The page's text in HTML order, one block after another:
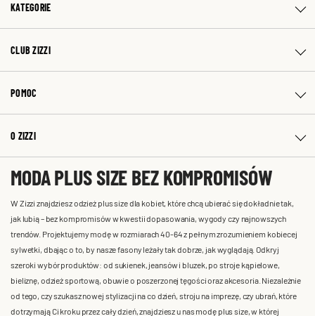
KATEGORIE
CLUB ZIZZI
POMOC
O ZIZZI
MODA PLUS SIZE BEZ KOMPROMISÓW
W Zizzi znajdziesz odzież plus size dla kobiet, które chcą ubierać się dokładnie tak,
jak lubią – bez kompromisów w kwestii dopasowania, wygody czy najnowszych
trendów. Projektujemy modę w rozmiarach 40-64 z pełnym zrozumieniem kobiecej
sylwetki, dbając o to, by nasze fasony leżały tak dobrze, jak wyglądają. Odkryj
szeroki wybór produktów: od sukienek, jeansów i bluzek, po stroje kąpielowe,
bieliznę, odzież sportową, obuwie o poszerzonej tęgości oraz akcesoria. Niezależnie
od tego, czy szukasz nowej stylizacji na co dzień, stroju na imprezę, czy ubrań, które
dotrzymają Ci kroku przez cały dzień, znajdziesz u nas modę plus size, w której